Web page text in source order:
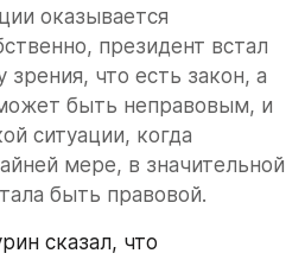
оказывается
президент встал
зрения, что есть закон, а
быть неправовым, и
ситуации, когда
мере, в значительной
быть правовой.
сказал, что